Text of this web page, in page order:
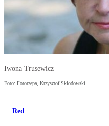
Iwona Trusewicz
Foto: Fotorzepa, Krzysztof Skłodowski
Red